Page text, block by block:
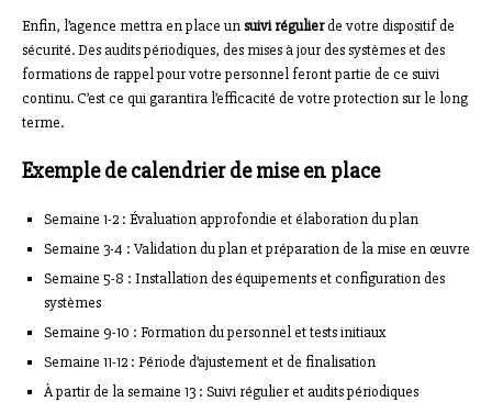
Enfin, l’agence mettra en place unsuivi régulierde votre dispositif de
sécurité. Des audits périodiques, des mises à jour des systèmes et des
formations de rappel pour votre personnel feront partie de ce suivi
continu. C’est ce qui garantira l’efficacité de votre protection sur le long
terme.
Exemple de calendrier de mise en place
Semaine 1-2 : Évaluation approfondie et élaboration du plan
Semaine 3-4 : Validation du plan et préparation de la mise en œuvre
Semaine 5-8 : Installation des équipements et configuration des
systèmes
Semaine 9-10 : Formation du personnel et tests initiaux
Semaine 11-12 : Période d’ajustement et de finalisation
À partir de la semaine 13 : Suivi régulier et audits périodiques